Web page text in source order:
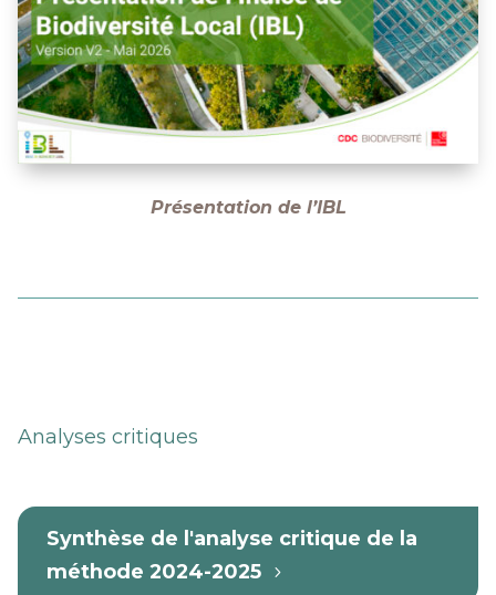
Présentation de l’IBL
Analyses critiques
Synthèse de l'analyse critique de la
méthode 2024-2025